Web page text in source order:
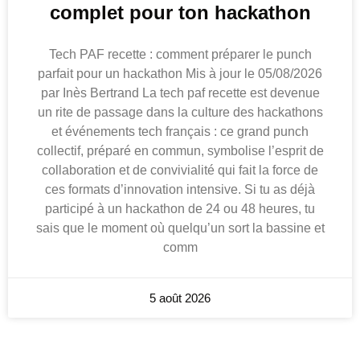
complet pour ton hackathon
Tech PAF recette : comment préparer le punch
parfait pour un hackathon Mis à jour le 05/08/2026
par Inès Bertrand La tech paf recette est devenue
un rite de passage dans la culture des hackathons
et événements tech français : ce grand punch
collectif, préparé en commun, symbolise l’esprit de
collaboration et de convivialité qui fait la force de
ces formats d’innovation intensive. Si tu as déjà
participé à un hackathon de 24 ou 48 heures, tu
sais que le moment où quelqu’un sort la bassine et
comm
5 août 2026